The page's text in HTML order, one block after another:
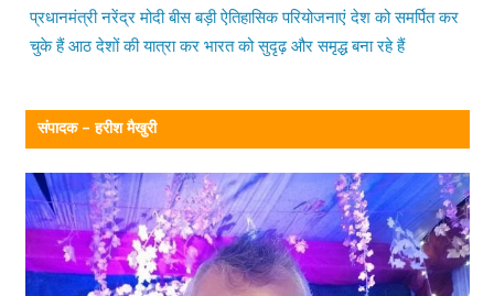
प्रधानमंत्री नरेंद्र मोदी बीस बड़ी ऐतिहासिक परियोजनाएं देश को समर्पित कर
चुके हैं आठ देशों की यात्रा कर भारत को सुदृढ़ और समृद्ध बना रहे हैं
संपादक – हरीश मैखुरी